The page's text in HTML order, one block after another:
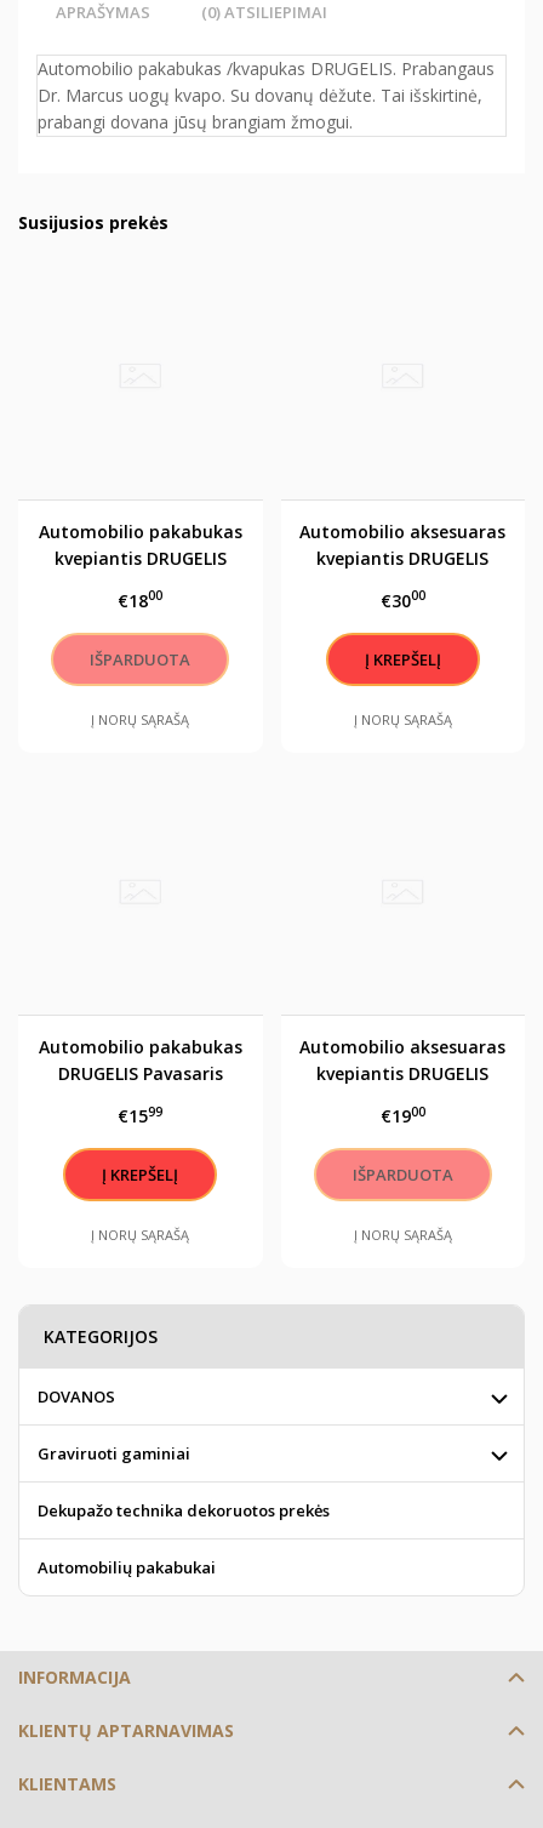
APRAŠYMAS (0) ATSILIEPIMAI
Automobilio pakabukas /kvapukas DRUGELIS. Prabangaus
Dr. Marcus uogų kvapo. Su dovanų dėžute. Tai išskirtinė,
prabangi dovana jūsų brangiam žmogui.
Susijusios prekės
Automobilio pakabukas
kvepiantis DRUGELIS
€1800
Į NORŲ SĄRAŠĄ
Automobilio aksesuaras
kvepiantis DRUGELIS
€3000
Į NORŲ SĄRAŠĄ
Automobilio pakabukas
DRUGELIS Pavasaris
€1599
Į NORŲ SĄRAŠĄ
Automobilio aksesuaras
kvepiantis DRUGELIS
€1900
Į NORŲ SĄRAŠĄ
KATEGORIJOS
DOVANOS
Graviruoti gaminiai
Dekupažo technika dekoruotos prekės
Automobilių pakabukai
INFORMACIJA
KLIENTŲ APTARNAVIMAS
KLIENTAMS